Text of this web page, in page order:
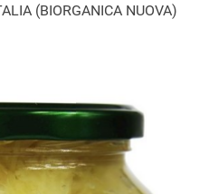
(BIORGANICA NUOVA)